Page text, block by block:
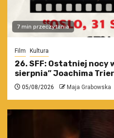
7 min przeczytania
Film Kultura
26. SFF: Ostatniej nocy w
sierpnia” Joachima
05/08/2026 Maja Grabowska